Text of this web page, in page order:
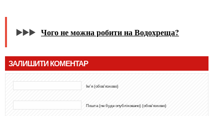
▶️▶️▶️ Чого не можна робити на Водохреща?
ЗАЛИШИТИ КОМЕНТАР
Ім'я (обов'язково)
Пошта (не буде опубліковано) (обов'язково)